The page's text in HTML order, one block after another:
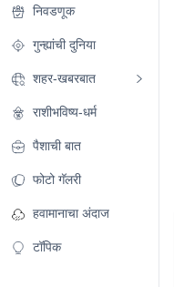
निवडणूक
गुन्ह्यांची दुनिया
शहर-खबरबात
राशीभविष्य-धर्म
पैशाची बात
फोटो गॅलरी
हवामानाचा अंदाज
टॉपिक